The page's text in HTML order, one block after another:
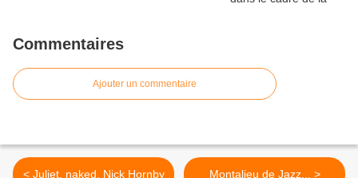
Commentaires
Ajouter un commentaire
< Juliet, naked, Nick Hornby Montalieu de Jazz... >